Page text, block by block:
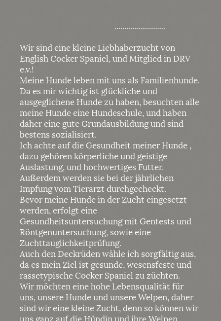
..........................
Wir sind eine kleine Liebhaberzucht von
English Cocker Spaniel, und Mitglied in DRV
e.v.!
Meine Hunde leben mit uns als Familienhunde.
Da es mir wichtig ist glückliche und
ausgeglichene Hunde zu haben, besuchten alle
meine Hunde eine Hundeschule, und haben
daher eine gute Grundausbildung und sind
bestens sozialisiert.
Ich achte auf die Gesundheit meiner Hunde ,
dazu gehören körperliche und geistige
Auslastung, und hochwertiges Futter.
Außerdem werden sie bei der jährlichen
Impfung vom Tierarzt durchgecheckt.
Bevor meine Hunde in der Zucht eingesetzt
werden, erfolgt eine
Gesundheitsuntersuchung mit Gentests und
Röntgenuntersuchung, sowie eine
Zuchttauglichkeitprüfung.
Auch den Deckrüden wähle ich sorgfältig aus,
da es mein Ziel ist gesunde, wesensfeste und
rassetypische Cocker Spaniel zu züchten.
Wir möchten eine hohe Lebensqualität für
uns, unsere Hunde und unsere Welpen, daher
sind wir eine kleine Zucht, denn so können wir
uns ganz auf die Hündin und ihre Welpen